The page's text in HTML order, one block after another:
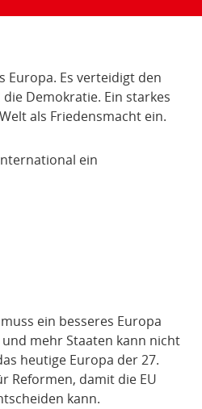
Europa. Es verteidigt den
Demokratie. Ein starkes
als Friedensmacht ein.
ein
ein besseres Europa
mehr Staaten kann nicht
heutige Europa der 27.
Reformen, damit die EU
kann.